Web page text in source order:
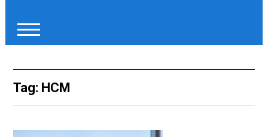
Tag: HCM